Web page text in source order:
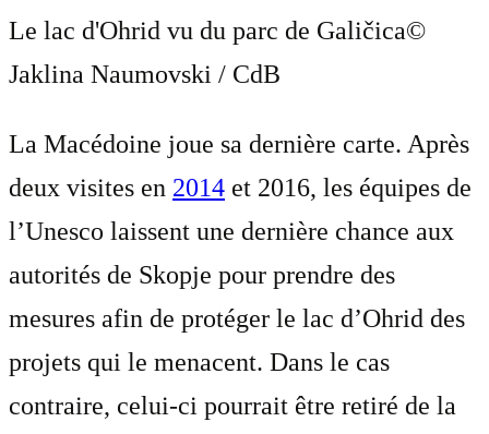
Le lac d'Ohrid vu du parc de Galičica©
Jaklina Naumovski / CdB
La Macédoine joue sa dernière carte. Après
deux visites en 2014 et 2016, les équipes de
l’Unesco laissent une dernière chance aux
autorités de Skopje pour prendre des
mesures afin de protéger le lac d’Ohrid des
projets qui le menacent. Dans le cas
contraire, celui-ci pourrait être retiré de la